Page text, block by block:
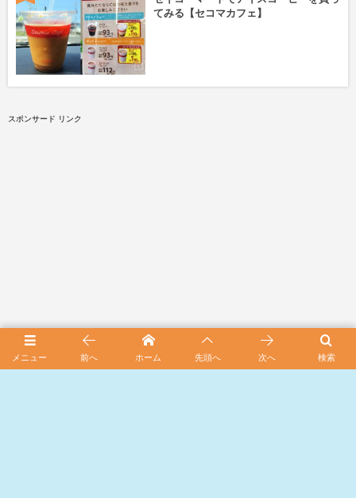
てみる【セコマカフェ】
スポンサード リンク
メニュー 検索
前へ ホーム 先頭へ 次へ